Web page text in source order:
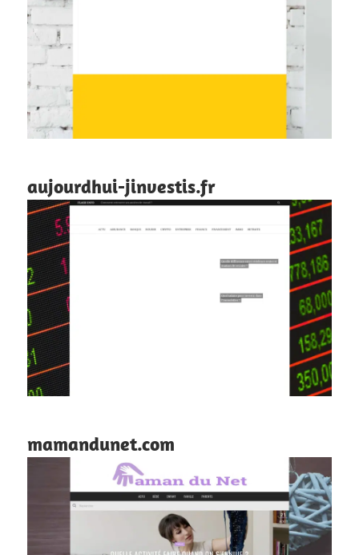
aujourdhui-jinvestis.fr
mamandunet.com